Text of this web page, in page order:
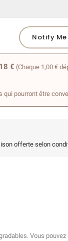
Notify
€ (Chaque 1,00 €
pourront être
offerte selon
Vous